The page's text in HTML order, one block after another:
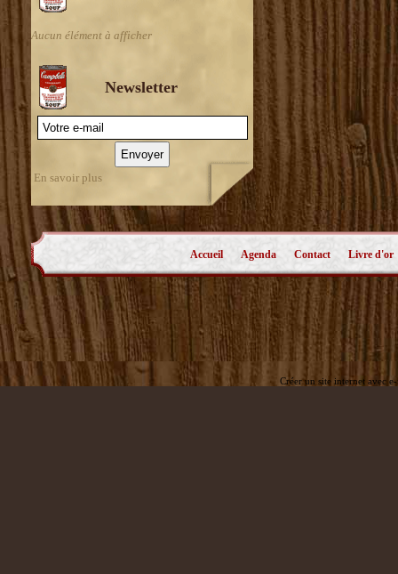
Aucun élément à afficher
Newsletter
En savoir plus
Accueil Agenda Contact Livre d'or
Créer un site internet avec